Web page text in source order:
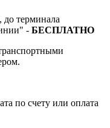
до терминала
- БЕСПЛАТНО
по счету или оплата